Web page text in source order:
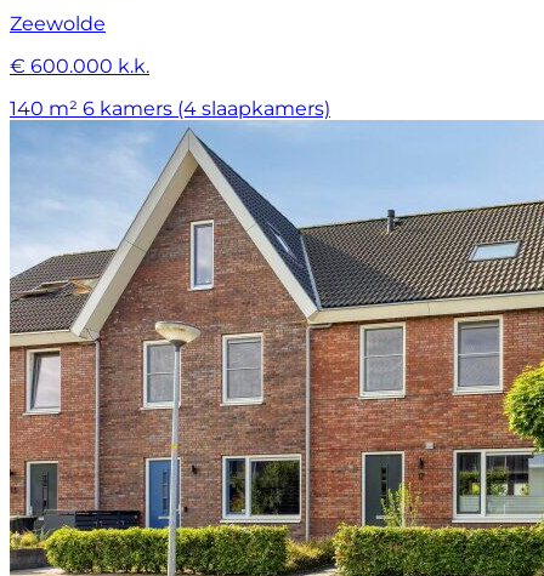
Zeewolde
€ 600.000 k.k.
140 m² 6 kamers (4 slaapkamers)